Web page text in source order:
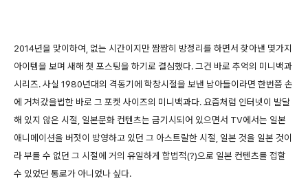
2014년을 맞이하여, 없는 시간이지만 짬짬히 방정리를 하면서 찾아낸 몇가지
아이템을 보며 새해 첫 포스팅을 하기로 결심했다. 그건 바로 추억의 미니백과
시리즈. 사실 1980년대의 격동기에 학창시절을 보낸 남아들이라면 한번쯤 손
에 거쳐갔을법한 바로 그 포켓 사이즈의 미니백과다. 요즘처럼 인터넷이 발달
해 있지 않은 시절, 일본문화 컨텐츠는 금기시되어 있으면서 TV에서는 일본
애니메이션을 버젓이 방영하고 있던 그 아스트랄한 시절, 일본 것을 일본 것이
라 부를 수 없던 그 시절에 거의 유일하게 합법적(?)으로 일본 컨텐츠를 접할
수 있었던 통로가 아니었나 싶다.